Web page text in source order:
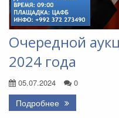
Очередной
2024 года
05.07.2024 0
Подробнее